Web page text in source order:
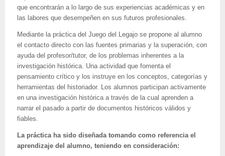
que encontrarán a lo largo de sus experiencias académicas y en
las labores que desempeñen en sus futuros profesionales.
Mediante la práctica del Juego del Legajo se propone al alumno
el contacto directo con las fuentes primarias y la superación, con
ayuda del profesor/tutor, de los problemas inherentes a la
investigación histórica. Una actividad que fomenta el
pensamiento crítico y los instruye en los conceptos, categorías y
herramientas del historiador. Los alumnos participan activamente
en una investigación histórica a través de la cual aprenden a
narrar el pasado a partir de documentos históricos válidos y
fiables.
La práctica ha sido diseñada tomando como referencia el
aprendizaje del alumno, teniendo en consideración: